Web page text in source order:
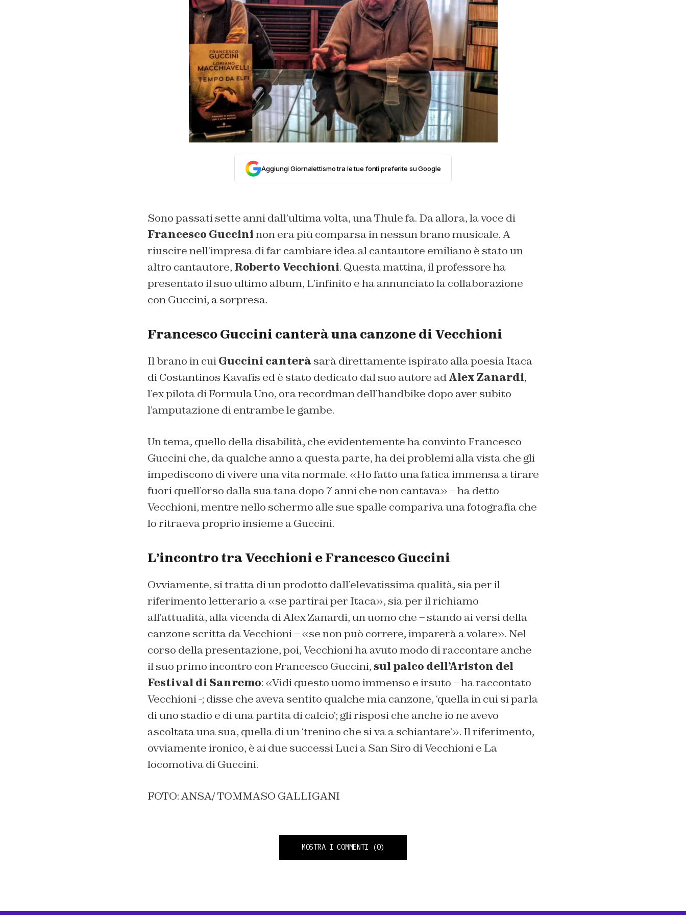
Aggiungi Giornalettismo tra le tue fonti preferite su Google
Sono passati sette anni dall’ultima volta, una Thule fa. Da allora, la voce di
Francesco Guccininon era più comparsa in nessun brano musicale. A
riuscire nell’impresa di far cambiare idea al cantautore emiliano è stato un
altro cantautore, Roberto Vecchioni. Questa mattina, il professore ha
presentato il suo ultimo album, L’infinito e ha annunciato la collaborazione
con Guccini, a sorpresa.
Francesco Guccini canterà una canzone di Vecchioni
Il brano in cuiGuccini canterà sarà direttamente ispirato alla poesia Itaca
di Costantinos Kavafis ed è stato dedicato dal suo autore adAlex Zanardi,
l’ex pilota di Formula Uno, ora recordman dell’handbike dopo aver subito
l’amputazione di entrambe le gambe.
Un tema, quello della disabilità, che evidentemente ha convinto Francesco
Guccini che, da qualche anno a questa parte, ha dei problemi alla vista che gli
impediscono di vivere una vita normale. «Ho fatto una fatica immensa a tirare
fuori quell’orso dalla sua tana dopo 7 anni che non cantava» – ha detto
Vecchioni, mentre nello schermo alle sue spalle compariva una fotografia che
lo ritraeva proprio insieme a Guccini.
L’incontro tra Vecchioni e Francesco Guccini
Ovviamente, si tratta di un prodotto dall’elevatissima qualità, sia per il
riferimento letterario a «se partirai per Itaca», sia per il richiamo
all’attualità, alla vicenda di Alex Zanardi, un uomo che – stando ai versi della
canzone scritta da Vecchioni – «se non può correre, imparerà a volare». Nel
corso della presentazione, poi, Vecchioni ha avuto modo di raccontare anche
il suo primo incontro con Francesco Guccini, sul palco dell’Ariston del
Festival di Sanremo: «Vidi questo uomo immenso e irsuto – ha raccontato
Vecchioni -; disse che aveva sentito qualche mia canzone, ‘quella in cui si parla
di uno stadio e di una partita di calcio’; gli risposi che anche io ne avevo
ascoltata una sua, quella di un ‘trenino che si va a schiantare’». Il riferimento,
ovviamente ironico, è ai due successiLuci a San Siro di Vecchioni e La
locomotivadi Guccini.
FOTO: ANSA/ TOMMASO GALLIGANI
MOSTRA I COMMENTI (0)